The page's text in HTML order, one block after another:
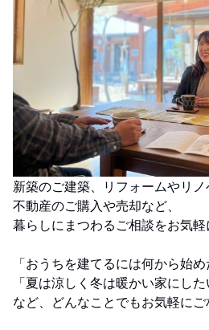
新築のご建築、リフォームやリノ
不動産のご購入や売却など、
暮らしにまつわるご相談をお気軽
「おうちを建てるには何から始め
「夏は涼しく冬は暖かい家にし
など、どんなことでもお気軽にご